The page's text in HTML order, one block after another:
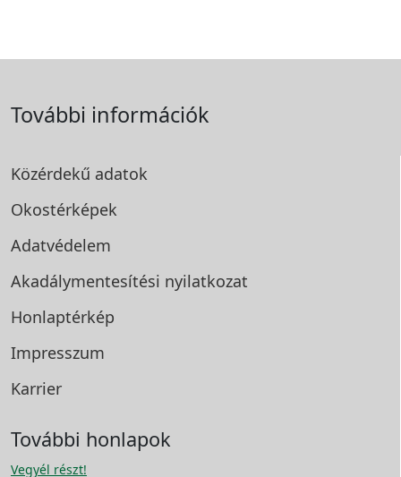
További információk
Közérdekű adatok
Okostérképek
Adatvédelem
Akadálymentesítési nyilatkozat
Honlaptérkép
Impresszum
Karrier
További honlapok
Vegyél részt!